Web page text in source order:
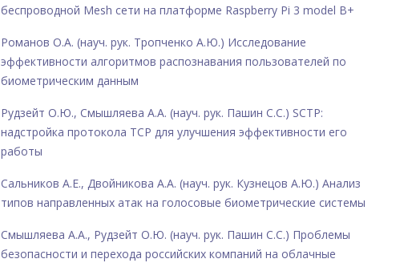
беспроводной Mesh сети на платформе Raspberry Pi 3 model B+
Романов О.А. (науч. рук. Тропченко А.Ю.) Исследование
эффективности алгоритмов распознавания пользователей по
биометрическим данным
Рудзейт О.Ю., Смышляева А.А. (науч. рук. Пашин С.С.) SCTP:
надстройка протокола TCP для улучшения эффективности его
работы
Сальников А.Е., Двойникова А.А. (науч. рук. Кузнецов А.Ю.) Анализ
типов направленных атак на голосовые биометрические системы
Смышляева А.А., Рудзейт О.Ю. (науч. рук. Пашин С.С.) Проблемы
безопасности и перехода российских компаний на облачные